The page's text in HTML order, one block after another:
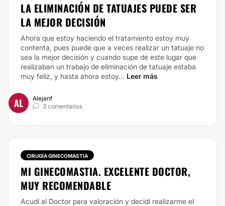
LA ELIMINACIÓN DE TATUAJES PUEDE SER
LA MEJOR DECISIÓN
Ahora que estoy haciendo el tratamiento estoy muy
contenta, pues puede que a veces realizar un tatuaje no
sea la mejor decisión y cuando supe de este lugar que
realizaban un trabajo de eliminación de tatuaje estaba
muy feliz, y hasta ahora estoy... Leer más
AL
Alejanf
3 comentarios
CIRUGÍA GINECOMASTIA
MI GINECOMASTIA. EXCELENTE DOCTOR,
MUY RECOMENDABLE
Acudí al Doctor para valoración y decidí realizarme el